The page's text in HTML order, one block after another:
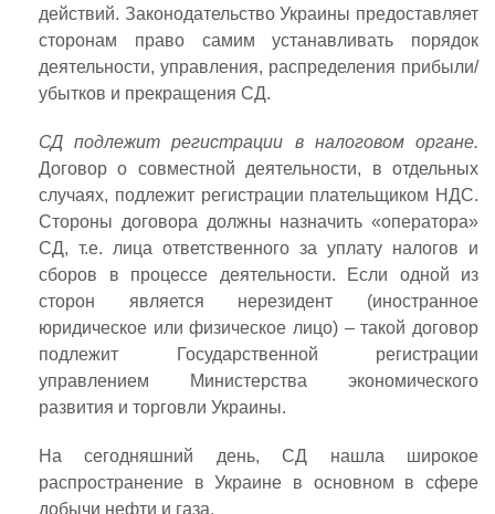
действий. Законодательство Украины предоставляет
сторонам право самим устанавливать порядок
деятельности, управления, распределения прибыли/
убытков и прекращения СД.
СД подлежит регистрации в налоговом органе.
Договор о совместной деятельности, в отдельных
случаях, подлежит регистрации плательщиком НДС.
Стороны договора должны назначить «оператора»
СД, т.е. лица ответственного за уплату налогов и
сборов в процессе деятельности. Если одной из
сторон является нерезидент (иностранное
юридическое или физическое лицо) – такой договор
подлежит Государственной регистрации
управлением Министерства экономического
развития и торговли Украины.
На сегодняшний день, СД нашла широкое
распространение в Украине в основном в сфере
добычи нефти и газа.